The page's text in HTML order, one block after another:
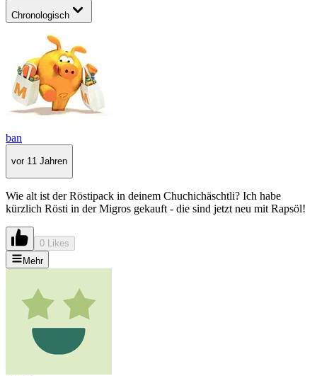
Chronologisch
ban
vor 11 Jahren
Wie alt ist der Röstipack in deinem Chuchichäschtli? Ich habe
kürzlich Rösti in der Migros gekauft - die sind jetzt neu mit Rapsöl!
0 Likes
Mehr